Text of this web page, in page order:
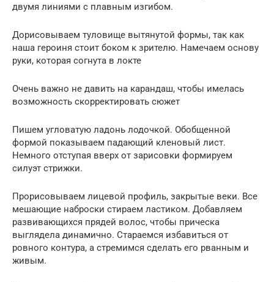
двумя линиями с плавным изгибом.
Дорисовываем туловище вытянутой формы, так как
наша героиня стоит боком к зрителю. Намечаем основу
руки, которая согнута в локте
Очень важно не давить на карандаш, чтобы имелась
возможность скорректировать сюжет
Пишем угловатую ладонь лодочкой. Обобщенной
формой показываем падающий кленовый лист.
Немного отступая вверх от зарисовки формируем
силуэт стрижки.
Прорисовываем лицевой профиль, закрытые веки. Все
мешающие наброски стираем ластиком. Добавляем
развивающихся прядей волос, чтобы прическа
выглядела динамично. Стараемся избавиться от
ровного контура, а стремимся сделать его рванным и
живым.